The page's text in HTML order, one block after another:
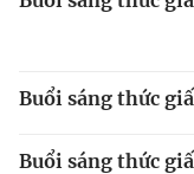
Buổi sáng thức
Buổi sáng thức